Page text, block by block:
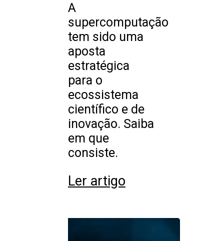
A
supercomputação
tem sido uma
aposta
estratégica
para o
ecossistema
científico e de
inovação. Saiba
em que
consiste.
Ler artigo